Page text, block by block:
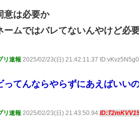
意は必要か
ームではバレてないんやけど必
リ速報 2025/02/23(日) 21:42:11.37 ID:vKvz5N5g0
ってんならやらずにあえばいい
リ速報 2025/02/23(日) 21:43:50.94